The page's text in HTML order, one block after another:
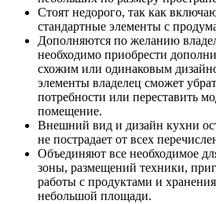
Стоят недорого, так как
стандартные элементы с
Дополняются по желанию
необходимо приобрести
схожим или одинаковым
элементы владелец сможет
потребности или переставить
помещение.
Внешний вид и дизайн кухни
не пострадает от всех
Объединяют все необходимое
зоны, размещений техники,
работы с продуктами и
небольшой площади.